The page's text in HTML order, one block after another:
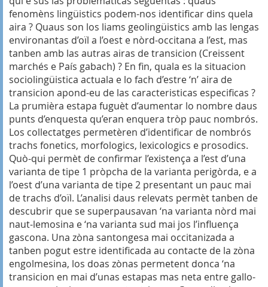
fenomèns lingüistics podem-nos identificar dins quela
aira ? Quaus son los liams geolingüistics amb las lengas
environantas d’oïl a l’oest e nòrd-occitana a l’est, mas
tanben amb las autras airas de transicion (Creissent
marchés e País gabach) ? En fin, quala es la situacion
sociolingüistica actuala e lo fach d’estre ‘n’ aira de
transicion apond-eu de las caracteristicas especificas ?
La prumièra estapa fuguèt d’aumentar lo nombre daus
punts d’enquesta qu’eran enquera tròp pauc nombrós.
Los collectatges permetèren d’identificar de nombrós
trachs fonetics, morfologics, lexicologics e prosodics.
Quò-qui permèt de confirmar l’existença a l’est d’una
varianta de tipe 1 pròpcha de la varianta perigòrda, e a
l’oest d’una varianta de tipe 2 presentant un pauc mai
de trachs d’oïl. L’analisi daus relevats permèt tanben de
descubrir que se superpausavan ‘na varianta nòrd mai
naut-lemosina e ‘na varianta sud mai jos l’influença
gascona. Una zòna santongesa mai occitanizada a
tanben pogut estre identificada au contacte de la zòna
engolmesina, los doas zònas permetent donca ‘na
transicion en mai d’unas estapas mas neta entre gallo-